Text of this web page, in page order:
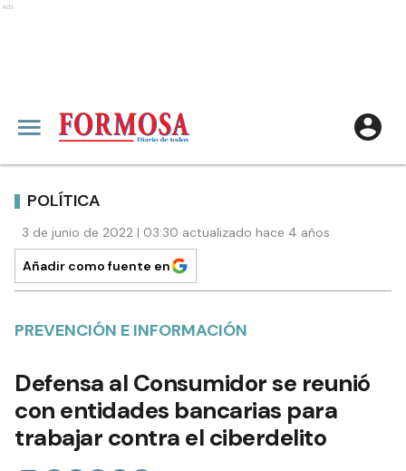
Ads
POLÍTICA
3 de junio de 2022 | 03:30 actualizado hace 4 años
Añadir como fuente en
PREVENCIÓN E INFORMACIÓN
Defensa al Consumidor se reunió
con entidades bancarias para
trabajar contra el ciberdelito